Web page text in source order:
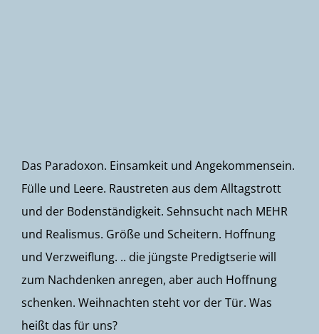
Das Paradoxon. Einsamkeit und Angekommensein.
Fülle und Leere. Raustreten aus dem Alltagstrott
und der Bodenständigkeit. Sehnsucht nach MEHR
und Realismus. Größe und Scheitern. Hoffnung
und Verzweiflung. .. die jüngste Predigtserie will
zum Nachdenken anregen, aber auch Hoffnung
schenken. Weihnachten steht vor der Tür. Was
heißt das für uns?